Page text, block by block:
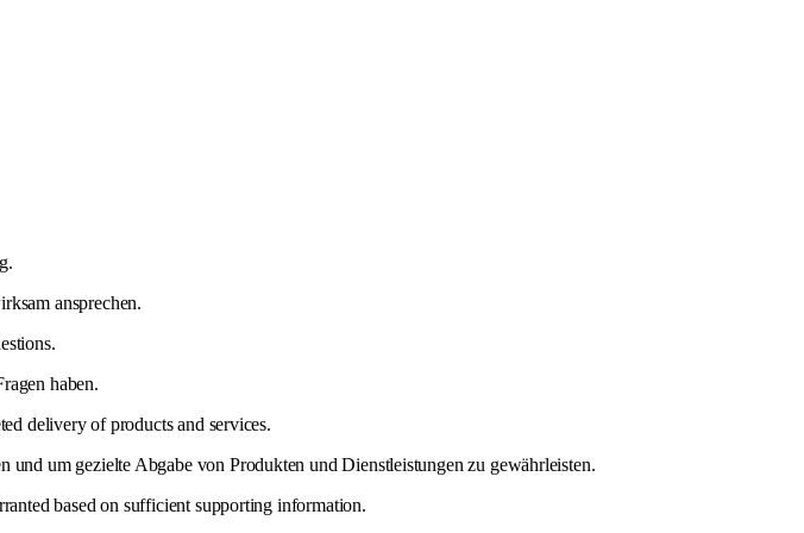
ansprechen.
haben.
delivery of products and services.
um gezielte Abgabe von Produkten und Dienstleistungen zu gewährleisten.
based on sufficient supporting information.